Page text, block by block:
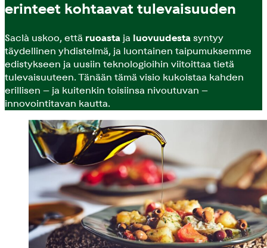
erinteet kohtaavat tulevaisuuden
Saclà uskoo, että ruoasta ja luovuudesta syntyy
täydellinen yhdistelmä, ja luontainen taipumuksemme
edistykseen ja uusiin teknologioihin viitoittaa tietä
tulevaisuuteen. Tänään tämä visio kukoistaa kahden
erillisen – ja kuitenkin toisiinsa nivoutuvan –
innovointitavan kautta.